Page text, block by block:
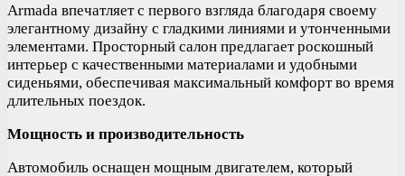
Armada впечатляет с первого взгляда благодаря своему
элегантному дизайну с гладкими линиями и утонченными
элементами. Просторный салон предлагает роскошный
интерьер с качественными материалами и удобными
сиденьями, обеспечивая максимальный комфорт во время
длительных поездок.
Мощность и производительность
Автомобиль оснащен мощным двигателем, который